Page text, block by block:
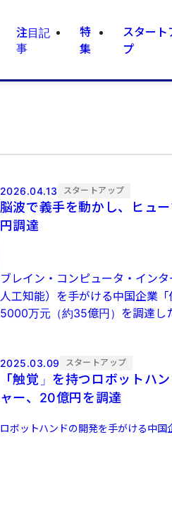
注目記
事
特
集
スタート
プ
2026.04.13 スタートアップ
脳波で義手を動かし、ヒュ
円調達
ブレイン・コンピュータ・イン
人工知能）を手がける中国企業
5000万元（約35億円）を調達し
2025.03.09 スタートアップ
「触覚」を持つロボットハ
ャー、20億円を調達
ロボットハンドの開発を手がける中